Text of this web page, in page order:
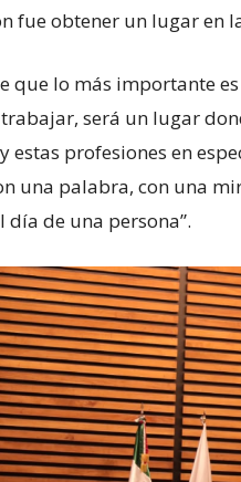
fue obtener un lugar en
que lo más importante
será un lugar
estas profesiones en
una palabra, con una
día de una persona”.